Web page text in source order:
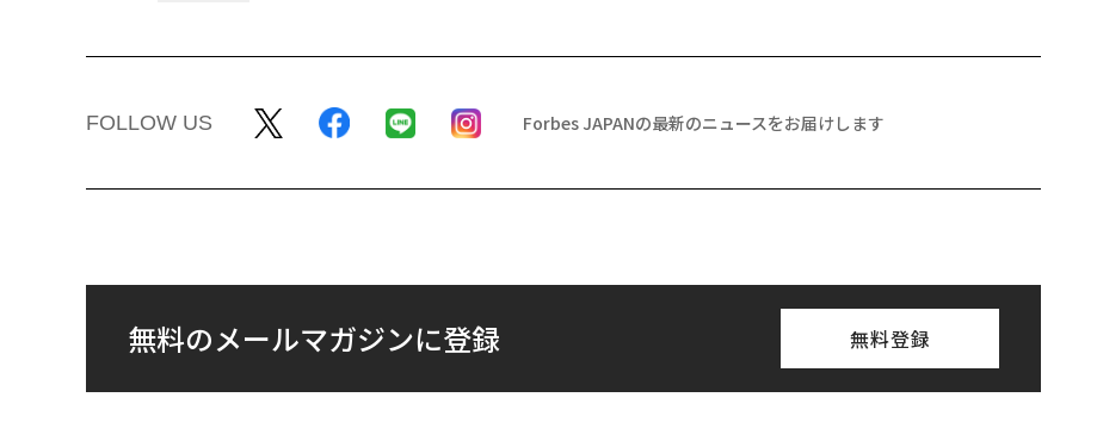
FOLLOW US Forbes JAPANの最新のニュースをお届けします
無料のメールマガジンに登録 無料登録